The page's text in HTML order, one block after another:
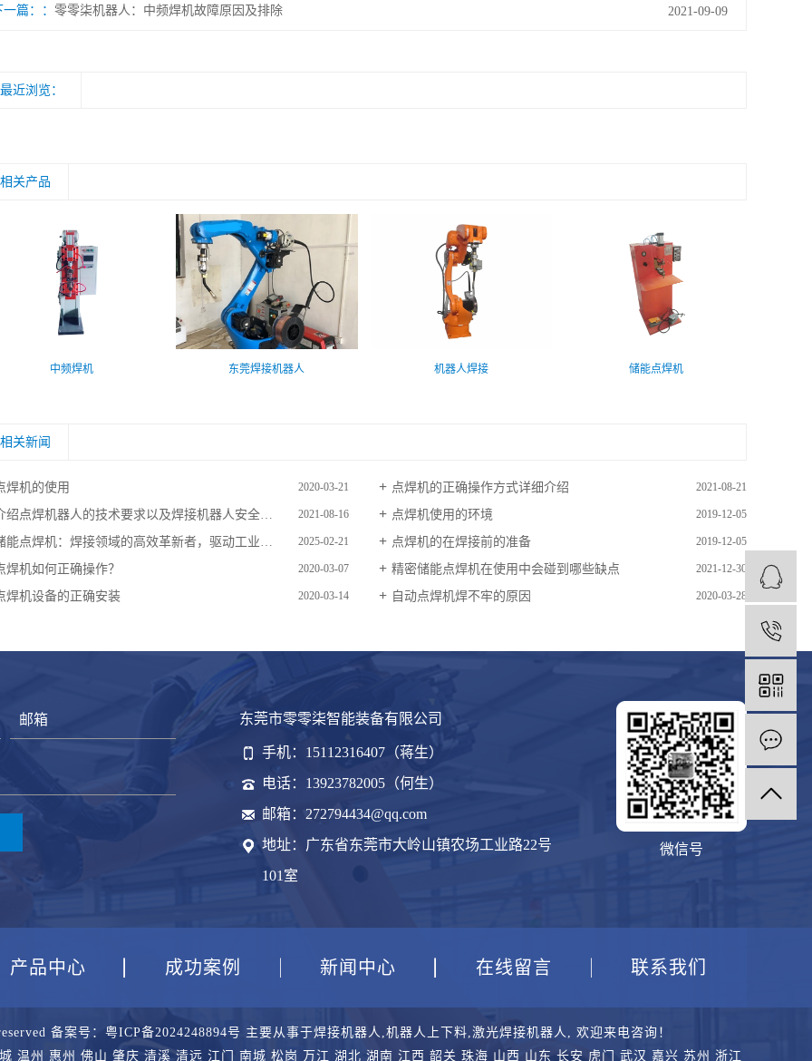
篇： 零零柒机器人：中频焊机故障原因及排除 2021-09-09
最近浏览：
相关产品
中频焊机 东莞焊接机器人 机器人焊接 储能点焊机
相关新闻
焊机的使用 2020-03-21 点焊机的正确操作方式详细介绍 2021-08-21
点焊机器人的技术要求以及焊接机器人安全装置的作用如何体现呢？ 2021-08-16 点焊机使用的环境 2019-12-05
能点焊机：焊接领域的高效革新者，驱动工业生产新变革 2025-02-21 点焊机的在焊接前的准备 2019-12-05
焊机如何正确操作？ 2020-03-07 精密储能点焊机在使用中会碰到哪些缺点 2021-12-30
焊机设备的正确安装 2020-03-14 自动点焊机焊不牢的原因 2020-03-28
东莞市零零柒智能装备有限公司
手机：15112316407（蒋生）
电话：13923782005（何生）
邮箱：272794434@qq.com
地址：广东省东莞市大岭山镇农场工业路22号
101室
微信号
产品中心 成功案例 新闻中心 在线留言 联系我们
备案号： 粤ICP备2024248894号 主要从事于焊接机器人 ,机器人上下料,激光焊接机器人 , 欢迎来电咨询！
温州 惠州 佛山 肇庆 清溪 清远 江门 南城 松岗 万江 湖北 湖南 江西 韶关 珠海 山西 山东 长安 虎门 武汉 嘉兴 苏州 浙江